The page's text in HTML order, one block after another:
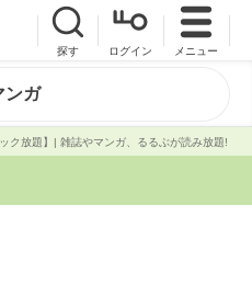
探す ログイン メニュー
ンガ
ク放題】| 雑誌やマンガ、るるぶが読み放題!